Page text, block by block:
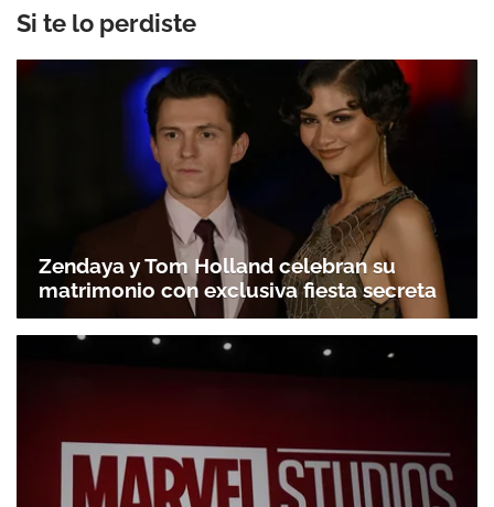
Si te lo perdiste
Zendaya y Tom Holland celebran su
matrimonio con exclusiva fiesta secreta